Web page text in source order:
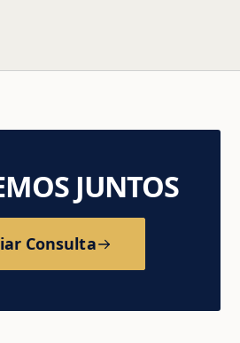
JUNTOS
Consulta